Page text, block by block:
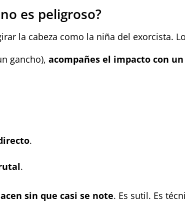
es peligroso?
la cabeza como la niña del exorcista.
gancho),acompañes el impacto con
.
.
sin que casi se note. Es sutil. Es